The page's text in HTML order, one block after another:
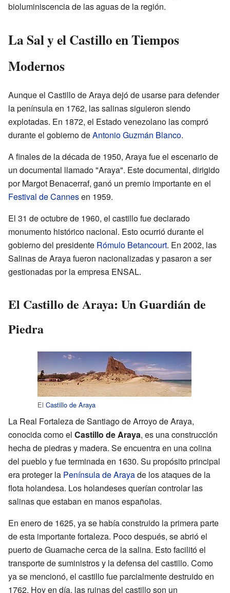
bioluminiscencia de las aguas de la región.
La Sal y el Castillo en Tiempos
Modernos
Aunque el Castillo de Araya dejó de usarse para defender
la península en 1762, las salinas siguieron siendo
explotadas. En 1872, el Estado venezolano las compró
durante el gobierno deAntonio Guzmán Blanco.
A finales de la década de 1950, Araya fue el escenario de
un documental llamado "Araya". Este documental, dirigido
por Margot Benacerraf, ganó un premio importante en el
Festival de Cannesen 1959.
El 31 de octubre de 1960, el castillo fue declarado
monumento histórico nacional. Esto ocurrió durante el
gobierno del presidente Rómulo Betancourt. En 2002, las
Salinas de Araya fueron nacionalizadas y pasaron a ser
gestionadas por la empresa ENSAL.
El Castillo de Araya: Un Guardián de
Piedra
El Castillo de Araya
La Real Fortaleza de Santiago de Arroyo de Araya,
conocida como el Castillo de Araya, es una construcción
hecha de piedras y madera. Se encuentra en una colina
del pueblo y fue terminada en 1630. Su propósito principal
era proteger la Península de Arayade los ataques de la
flota holandesa. Los holandeses querían controlar las
salinas que estaban en manos españolas.
En enero de 1625, ya se había construido la primera parte
de esta importante fortaleza. Poco después, se abrió el
puerto de Guamache cerca de la salina. Esto facilitó el
transporte de suministros y la defensa del castillo. Como
ya se mencionó, el castillo fue parcialmente destruido en
1762. Hoy en día, las ruinas del castillo son un